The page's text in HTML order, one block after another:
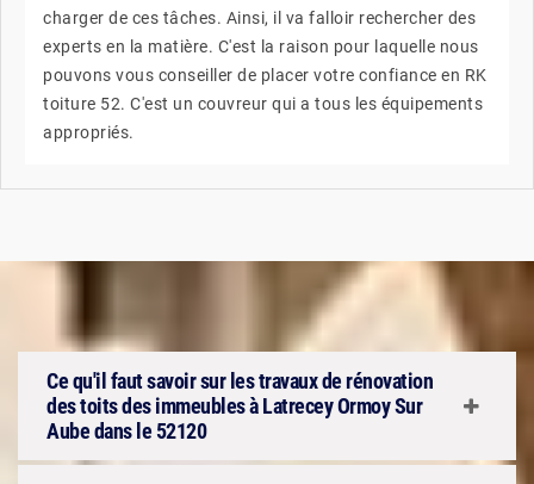
charger de ces tâches. Ainsi, il va falloir rechercher des
experts en la matière. C'est la raison pour laquelle nous
pouvons vous conseiller de placer votre confiance en RK
toiture 52. C'est un couvreur qui a tous les équipements
appropriés.
Ce qu'il faut savoir sur les travaux de rénovation
des toits des immeubles à Latrecey Ormoy Sur
Aube dans le 52120